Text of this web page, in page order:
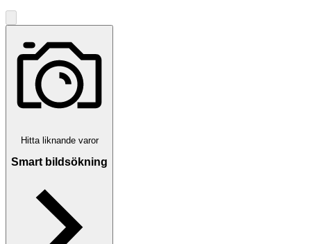
Hitta liknande varor
Smart bildsökning